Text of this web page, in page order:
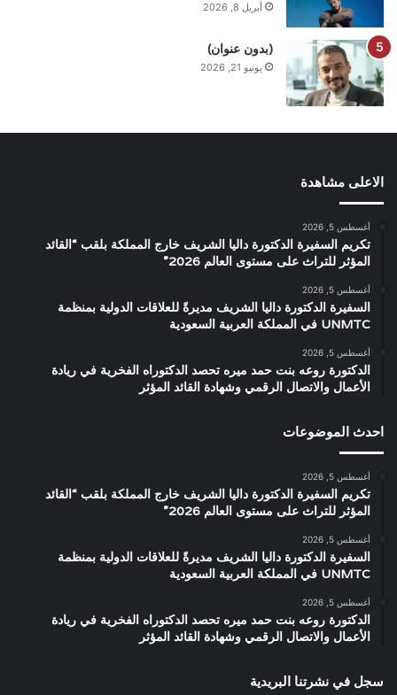
أبريل 8, 2026
(بدون عنوان)
يونيو 21, 2026
الاعلى مشاهدة
أغسطس 5, 2026
تكريم السفيرة الدكتورة داليا الشريف خارج المملكة بلقب “القائد
المؤثر للتراث على مستوى العالم 2026”
أغسطس 5, 2026
السفيرة الدكتورة داليا الشريف مديرةً للعلاقات الدولية بمنظمة
UNMTC في المملكة العربية السعودية
أغسطس 5, 2026
الدكتورة روعه بنت حمد ميره تحصد الدكتوراه الفخرية في ريادة
الأعمال والاتصال الرقمي وشهادة القائد المؤثر
احدث الموضوعات
أغسطس 5, 2026
تكريم السفيرة الدكتورة داليا الشريف خارج المملكة بلقب “القائد
المؤثر للتراث على مستوى العالم 2026”
أغسطس 5, 2026
السفيرة الدكتورة داليا الشريف مديرةً للعلاقات الدولية بمنظمة
UNMTC في المملكة العربية السعودية
أغسطس 5, 2026
الدكتورة روعه بنت حمد ميره تحصد الدكتوراه الفخرية في ريادة
الأعمال والاتصال الرقمي وشهادة القائد المؤثر
سجل في نشرتنا البريدية